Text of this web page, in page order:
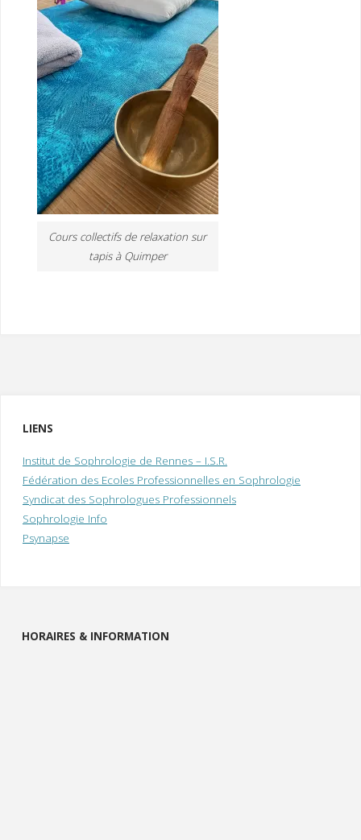
Cours collectifs de relaxation sur
tapis à Quimper
LIENS
Institut de Sophrologie de Rennes – I.S.R.
Fédération des Ecoles Professionnelles en Sophrologie
Syndicat des Sophrologues Professionnels
Sophrologie Info
Psynapse
HORAIRES & INFORMATION